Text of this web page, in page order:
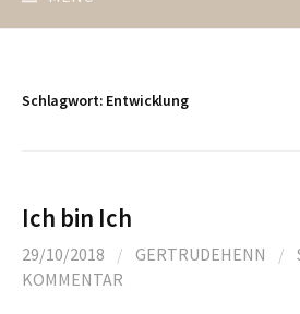
Schlagwort: Entwicklung
Ich bin Ich
29/10/2018 / GERTRUDEHENN /
KOMMENTAR